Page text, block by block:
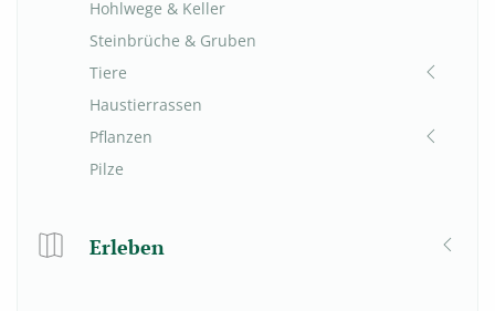
Hohlwege & Keller
Steinbrüche & Gruben
Tiere
Haustierrassen
Pflanzen
Pilze
Erleben